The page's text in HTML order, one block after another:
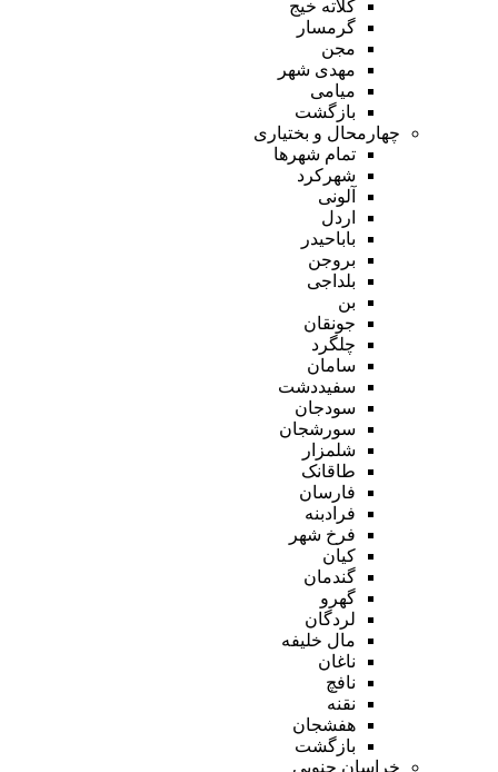
کلاته خیج
گرمسار
مجن
مهدی شهر
میامی
بازگشت
چهارمحال و بختیاری
تمام شهر‌ها
شهرکرد
آلونی
اردل
باباحیدر
بروجن
بلداجی
بن
جونقان
چلگرد
سامان
سفیددشت
سودجان
سورشجان
شلمزار
طاقانک
فارسان
فرادبنه
فرخ شهر
کیان
گندمان
گهرو
لردگان
مال خلیفه
ناغان
نافچ
نقنه
هفشجان
بازگشت
خراسان جنوبی